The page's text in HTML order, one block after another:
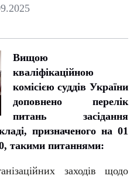
Вищою
кваліфікаційною
комісією суддів України
доповнено перелік
питань засідання
призначеного на 01
такими питаннями:
заходів щодо